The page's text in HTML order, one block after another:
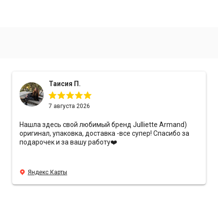
Таисия П.
7 августа 2026
Нашла здесь свой любимый бренд Julliette Armand)
оригинал, упаковка, доставка -все супер! Спасибо за
подарочек и за вашу работу❤️
Яндекс Карты